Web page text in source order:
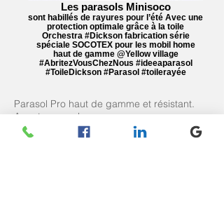
Les parasols Minisoco
sont habillés de rayures pour l’été Avec une
protection optimale grâce à la toile
Orchestra #Dickson fabrication série
spéciale SOCOTEX pour les mobil home
haut de gamme @Yellow village
#AbritezVousChezNous #ideeaparasol
#ToileDickson #Parasol #toilerayée
Parasol Pro haut de gamme et résistant.
Armature en alu.
L'ombrelle est confectionnée sur
commande dans toile au choix : Orchestra